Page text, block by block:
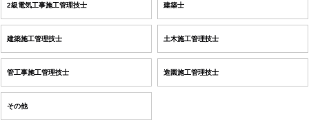
2級電気工事施工管理技士 建築士
建築施工管理技士 土木施工管理技士
管工事施工管理技士 造園施工管理技士
その他